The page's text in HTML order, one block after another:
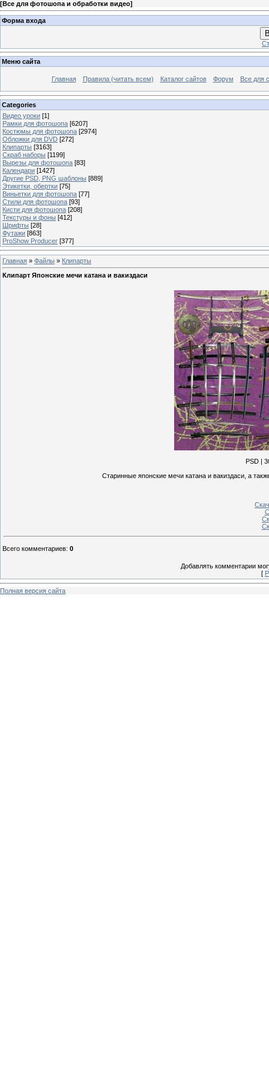
[Все для фотошопа и обработки видео]
Форма входа
Меню сайта
Главная Правила (читать всем) Каталог сайтов Форум Все для
Categories
Видео уроки [1]
Рамки для фотошопа [6207]
Костюмы для фотошопа [2974]
Обложки для DVD [272]
Клипарты [3163]
Скраб наборы [1199]
Вырезы для фотошопа [83]
Календари [1427]
Другие PSD, PNG шаблоны [889]
Этикетки, обертки [75]
Виньетки для фотошопа [77]
Стили для фотошопа [93]
Кисти для фотошопа [208]
Текстуры и фоны [412]
Шрифты [28]
Футажи [863]
ProShow Producer [377]
Главная » Файлы » Клипарты
Клипарт Японские мечи катана и вакиздаси
PSD |
Старинные японские мечи катана и вакиздаси, а
Всего комментариев: 0
Добавлять комментарии
[
Полная версия сайта